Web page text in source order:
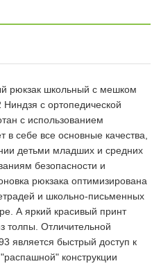
рюкзак школьный с мешком
с ортопедической
с использованием
в себе все основные качества,
детьми младших и средних
безопасности и
рюкзака оптимизирована
и школьно-письменных
А яркий красивый принт
толпы. Отличительной
является быстрый доступ к
конструкции